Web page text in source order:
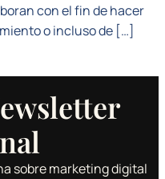
con el fin de hacer
o incluso de […]
sobre marketing digital